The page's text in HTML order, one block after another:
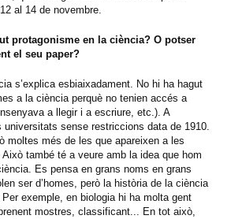
al 14 de novembre.
protagonisme en la ciència? O potser
el seu paper?
s’explica esbiaixadament. No hi ha hagut
a la ciència perquè no tenien accés a
a llegir i a escriure, etc.). A
universitats sense restriccions data de 1910.
moltes més de les que apareixen a les
també té a veure amb la idea que hom
Es pensa en grans noms en grans
ser d’homes, però la història de la ciència
exemple, en biologia hi ha molta gent
mostres, classificant... En tot això,